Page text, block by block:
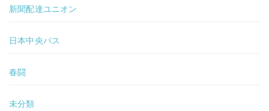
新聞配達ユニオン
日本中央バス
春闘
未分類